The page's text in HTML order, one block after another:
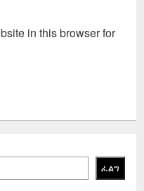
in this browser for
ፈልግ